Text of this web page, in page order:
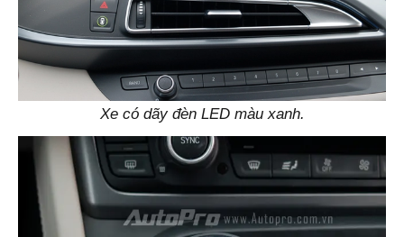
Xe có dãy đèn LED màu xanh.